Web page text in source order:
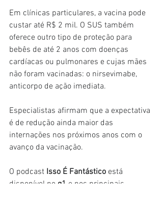
Em clínicas particulares, a vacina pode
custar até R$ 2 mil. O SUS também
oferece outro tipo de proteção para
bebês de até 2 anos com doenças
cardíacas ou pulmonares e cujas mães
não foram vacinadas: o nirsevimabe,
anticorpo de ação imediata.
Especialistas afirmam que a expectativa
é de redução ainda maior das
internações nos próximos anos com o
avanço da vacinação.
O podcast Isso É Fantástico está
disponível no g1 e nos principais